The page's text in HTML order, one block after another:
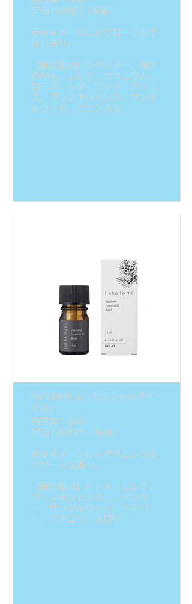
定価1600円（税抜）
春をイメージしたフローラルで
甘い香り。
【配合精油】ラベンダー、温州
みかん、エレミ、ゼラニウム、
ローズ、シダーウッド・アトラ
ス、フランキンセンス、サンダ
ルウッド、フェンネル
hanatomi エッセンシャルオイ
ルjiju
内容量：3ml
定価1,600円（税抜）
秋をイメージしたオリエンタル
グリーンな香り。
【配合精油】ヒノキ、エレミ、
フランキンセンス、ラベンダ
ー、サンダルウッド、ベチバ
ー、パチュリ、ネロリ